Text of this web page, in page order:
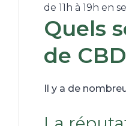
de 11h à 19h en
Quels
de
Il y a de